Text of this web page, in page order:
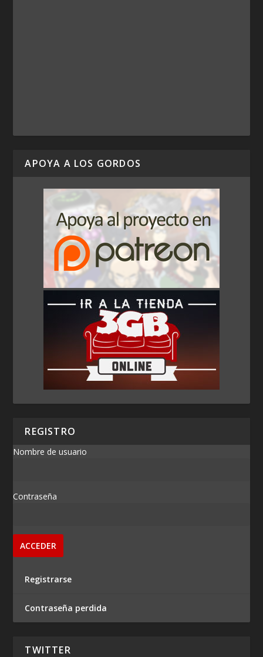
APOYA A LOS GORDOS
REGISTRO
Nombre de usuario
Contraseña
Registrarse
Contraseña perdida
TWITTER